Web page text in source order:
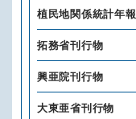
植民地関係統計年報
拓務省刊行物
興亜院刊行物
大東亜省刊行物